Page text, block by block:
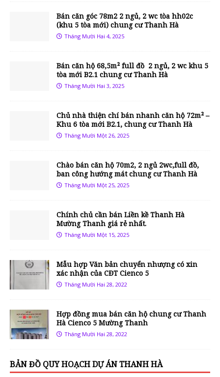
Bán căn góc 78m2 2 ngủ, 2 wc tòa hh02c
(khu 5 tòa mới) chung cư Thanh Hà
Tháng Mười Hai 4, 2025
Bán căn hộ 68,5m² full đồ 2 ngủ, 2 wc khu 5
tòa mới B2.1 chung cư Thanh Hà
Tháng Mười Hai 3, 2025
Chủ nhà thiện chí bán nhanh căn hộ 72m² –
Khu 6 tòa mới B2.1, chung cư Thanh Hà
Tháng Mười Một 26, 2025
Chào bán căn hộ 70m2, 2 ngủ 2wc,full đồ,
ban công hướng mát chung cư Thanh Hà
Tháng Mười Một 25, 2025
Chính chủ cần bán Liền kề Thanh Hà
Mường Thanh giá rẻ nhất.
Tháng Mười Một 15, 2025
Mẫu hợp Văn bản chuyển nhượng có xin
xác nhận của CĐT Cienco 5
Tháng Mười Hai 28, 2022
Hợp đồng mua bán căn hộ chung cư Thanh
Hà Cienco 5 Mường Thanh
Tháng Mười Hai 28, 2022
BẢN ĐỒ QUY HOẠCH DỰ ÁN THANH HÀ